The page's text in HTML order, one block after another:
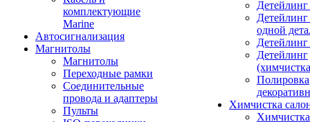
комплектующие
Marine
Автосигнализация
Магнитолы
Магнитолы
Переходные рамки
Соединительные
провода и адаптеры
Пульты
одной
Детейлинг
Полировка
Химчистка